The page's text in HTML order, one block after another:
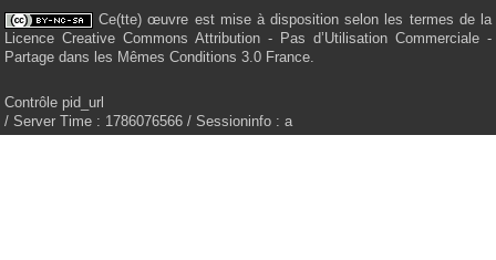
Ce(tte) œuvre est mise à disposition selon les termes de la
Licence Creative Commons Attribution - Pas d’Utilisation Commerciale -
Partage dans les Mêmes Conditions 3.0 France.
Contrôle pid_url
/ Server Time : 1786076566 / Sessioninfo : a